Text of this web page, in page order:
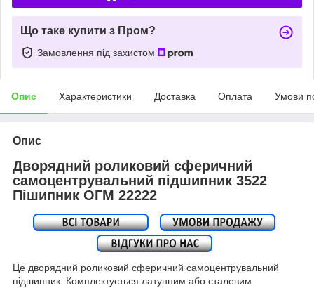
Що таке купити з Пром?
Замовлення під захистом
Опис Характеристики Доставка Оплата Умови
Опис
Дворядний роликовий сферичний
самоцентрувальний підшипник 3522
Пішипник ОГМ 22222
Це дворядний роликовий сферичний самоцентрувальний
підшипник. Комплектується латунним або сталевим